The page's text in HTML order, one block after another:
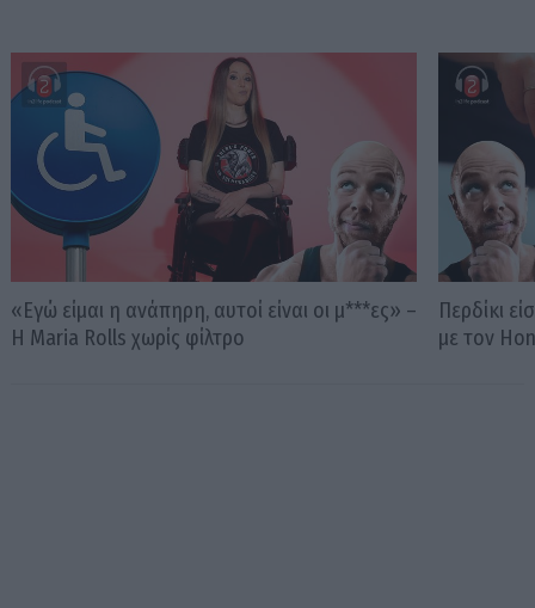
«Εγώ είμαι η ανάπηρη, αυτοί είναι οι μ***ες» –
Η Maria Rolls χωρίς φίλτρο
Περδίκι
με τον